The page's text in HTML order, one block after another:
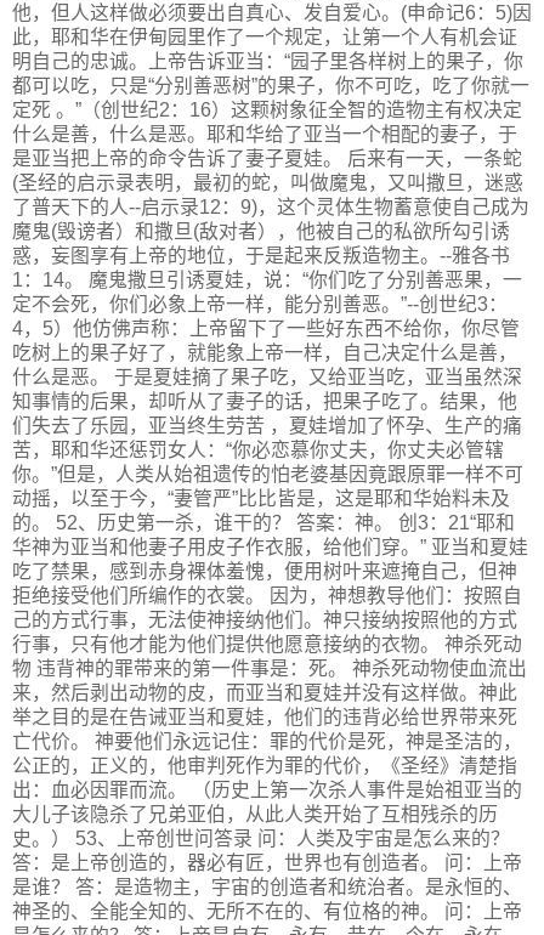
他，但人这样做必须要出自真心、发自爱心。(申命记6：5)因
此，耶和华在伊甸园里作了一个规定，让第一个人有机会证
明自己的忠诚。上帝告诉亚当：“园子里各样树上的果子，你
都可以吃，只是“分别善恶树”的果子，你不可吃，吃了你就一
定死 。”（创世纪2：16）这颗树象征全智的造物主有权决定
什么是善，什么是恶。耶和华给了亚当一个相配的妻子，于
是亚当把上帝的命令告诉了妻子夏娃。 后来有一天，一条蛇
(圣经的启示录表明，最初的蛇，叫做魔鬼，又叫撒旦，迷惑
了普天下的人--启示录12：9)，这个灵体生物蓄意使自己成为
魔鬼(毁谤者）和撒旦(敌对者），他被自己的私欲所勾引诱
惑，妄图享有上帝的地位，于是起来反叛造物主。--雅各书
1：14。 魔鬼撒旦引诱夏娃，说：“你们吃了分别善恶果，一
定不会死，你们必象上帝一样，能分别善恶。”--创世纪3：
4，5）他仿佛声称：上帝留下了一些好东西不给你，你尽管
吃树上的果子好了，就能象上帝一样，自己决定什么是善，
什么是恶。 于是夏娃摘了果子吃，又给亚当吃，亚当虽然深
知事情的后果，却听从了妻子的话，把果子吃了。结果，他
们失去了乐园，亚当终生劳苦 ，夏娃增加了怀孕、生产的痛
苦，耶和华还惩罚女人：“你必恋慕你丈夫，你丈夫必管辖
你。”但是，人类从始祖遗传的怕老婆基因竟跟原罪一样不可
动摇，以至于今，“妻管严”比比皆是，这是耶和华始料未及
的。 52、历史第一杀，谁干的？ 答案：神。 创3：21“耶和
华神为亚当和他妻子用皮子作衣服，给他们穿。” 亚当和夏娃
吃了禁果，感到赤身裸体羞愧，便用树叶来遮掩自己，但神
拒绝接受他们所编作的衣裳。 因为，神想教导他们：按照自
己的方式行事，无法使神接纳他们。神只接纳按照他的方式
行事，只有他才能为他们提供他愿意接纳的衣物。 神杀死动
物 违背神的罪带来的第一件事是：死。 神杀死动物使血流出
来，然后剥出动物的皮，而亚当和夏娃并没有这样做。神此
举之目的是在告诫亚当和夏娃，他们的违背必给世界带来死
亡代价。 神要他们永远记住：罪的代价是死，神是圣洁的，
公正的，正义的，他审判死作为罪的代价，《圣经》清楚指
出：血必因罪而流。 （历史上第一次杀人事件是始祖亚当的
大儿子该隐杀了兄弟亚伯，从此人类开始了互相残杀的历
史。） 53、上帝创世问答录 问：人类及宇宙是怎么来的？
答：是上帝创造的，器必有匠，世界也有创造者。 问：上帝
是谁？ 答：是造物主，宇宙的创造者和统治者。是永恒的、
神圣的、全能全知的、无所不在的、有位格的神。 问：上帝